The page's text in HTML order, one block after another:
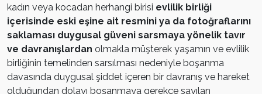
kadın veya kocadan herhangi birisi evlilik birliği
içerisinde eski eşine ait resmini ya da fotoğraflarını
saklaması duygusal güveni sarsmaya yönelik tavır
ve davranışlardan olmakla müşterek yaşamın ve evlilik
birliğinin temelinden sarsılması nedeniyle boşanma
davasında duygusal şiddet içeren bir davranış ve hareket
olduğundan dolayı boşanmaya gerekçe sayılan